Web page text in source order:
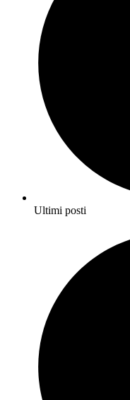
Ultimi posti